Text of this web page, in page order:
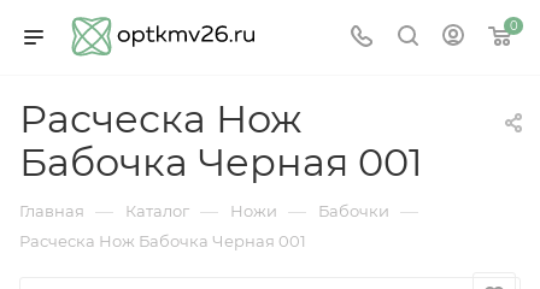
0
Расческа Нож
Бабочка Черная 001
Главная — Каталог — Ножи — Бабочки —
Расческа Нож Бабочка Черная 001